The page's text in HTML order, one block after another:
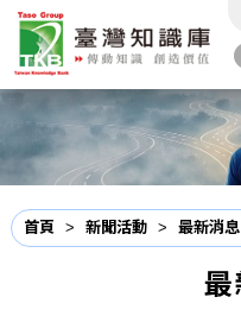
首頁 > 新聞活動 > 最新消息
最